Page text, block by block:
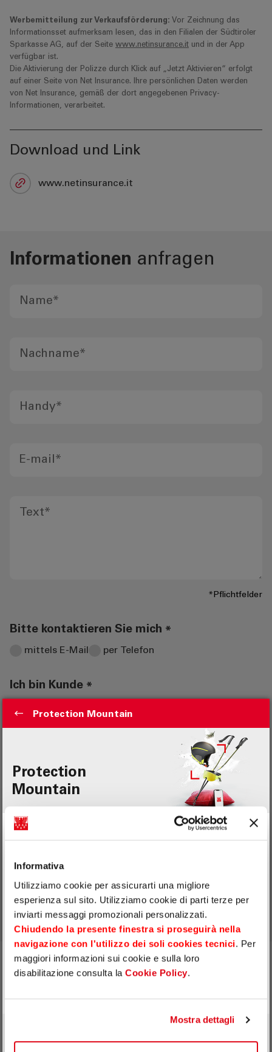
Informativa
Utilizziamo cookie per assicurarti una migliore
esperienza sul sito. Utilizziamo cookie di parti terze per
inviarti messaggi promozionali personalizzati.
Chiudendo la presente finestra si proseguirà nella
navigazione con l'utilizzo dei soli cookies tecnici. Per
maggiori informazioni sui cookie e sulla loro
disabilitazione consulta la Cookie Policy.
Mostra dettagli
Werbemitteilung zur Verkaufsförderung: Vor Zeichnung das
Informationsset aufmerksam lesen, das in den Filialen der Südtiroler
Sparkasse AG, auf der Seite www.netinsurance.it und in der App
verfügbar ist.
Die Aktivierung der Polizze durch Klick auf „Jetzt Aktivieren“ erfolgt
auf einer Seite von Net Insurance. Ihre persönlichen Daten werden
von Net Insurance, gemäß der dort angegebenen Privacy-
Informationen, verarbeitet.
Download und Link
www.netinsurance.it
Informationen anfragen
Name*
Nachname*
Handy*
E-mail *
Text*
*Pflichtfelder
Bitte kontaktieren Sie mich *
mittels E-Mail per Telefon
Ich bin Kunde *
Hiermit erkläre ich, dass ich die unter dem
oben genannten Link einsehbare
Datenschutzerklärung gelesen habe und damit
einverstanden bin, von der Bank kontaktiert zu
werden, um die Anfrage zu bearbeiten*
Senden
Die Ski- und Snowboard-Haftpflichtversicherung